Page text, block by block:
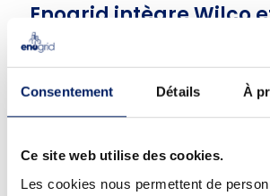
Consentement Détails À
Ce site web utilise des cookies.
Les cookies nous permettent de
Enogrid intègre Wilco
son
2 avril 2020
Depuis décembre 2019, Enogrid a
Wilco a pour mission